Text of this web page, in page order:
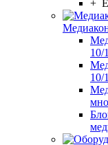
+
10/
10/